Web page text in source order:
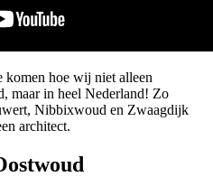
komen hoe wij niet alleen
maar in heel Nederland! Zo
Nibbixwoud en Zwaagdijk
architect.